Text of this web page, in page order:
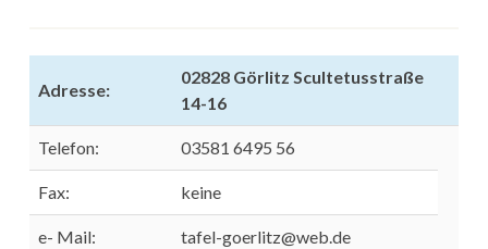
Adresse:
02828 Görlitz Scultetusstraße
14-16
Telefon: 03581 6495 56
Fax: keine
e- Mail: tafel-goerlitz@web.de